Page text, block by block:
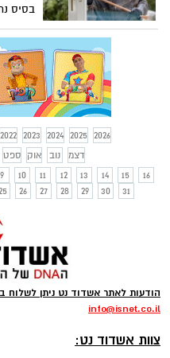
בסיס
2022 2023 2024 2025
2026
ספט אוק נוב
דצמ
9 10 11 12 13 14 15
16
26 27 28 29 30 31
הודעות לאתר אשדוד נט ניתן לשלוח
info@isnet.co.il
צוות אשדוד נט: